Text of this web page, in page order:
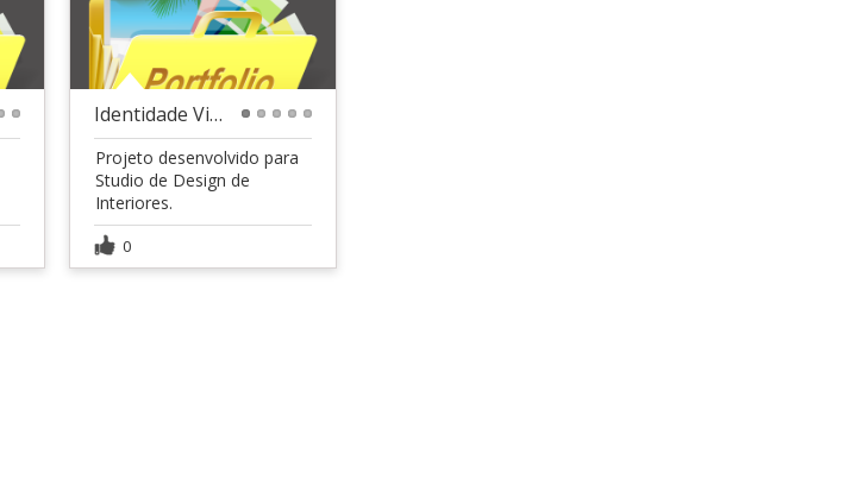
Identidade Visual | Bohô
Projeto desenvolvido para
Studio de Design de
Interiores.
0